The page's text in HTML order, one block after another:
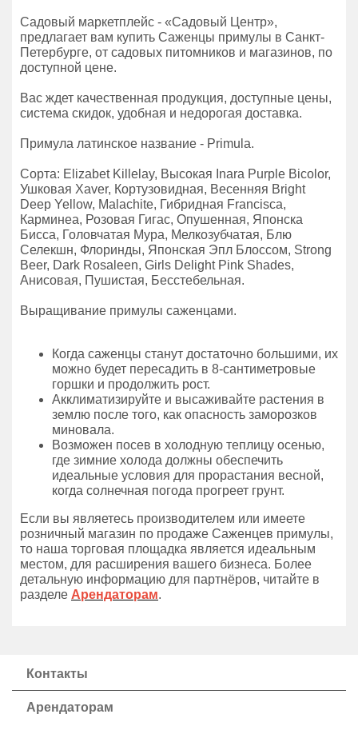
Садовый маркетплейс - «Садовый Центр»,
предлагает вам купить Саженцы примулы в Санкт-
Петербурге, от садовых питомников и магазинов, по
доступной цене.
Вас ждет качественная продукция, доступные цены,
система скидок, удобная и недорогая доставка.
Примула латинское название - Primula.
Сорта: Elizabet Killelay, Высокая Inara Purple Bicolor,
Ушковая Xaver, Кортузовидная, Весенняя Bright
Deep Yellow, Malachite, Гибридная Francisca,
Карминеа, Розовая Гигас, Опушенная, Японска
Бисса, Головчатая Мура, Мелкозубчатая, Блю
Селекшн, Флоринды, Японская Эпл Блоссом, Strong
Beer, Dark Rosaleen, Girls Delight Pink Shades,
Анисовая, Пушистая, Бесстебельная.
Выращивание примулы саженцами.
Когда саженцы станут достаточно большими, их
можно будет пересадить в 8-сантиметровые
горшки и продолжить рост.
Акклиматизируйте и высаживайте растения в
землю после того, как опасность заморозков
миновала.
Возможен посев в холодную теплицу осенью,
где зимние холода должны обеспечить
идеальные условия для прорастания весной,
когда солнечная погода прогреет грунт.
Если вы являетесь производителем или имеете
розничный магазин по продаже Саженцев примулы,
то наша торговая площадка является идеальным
местом, для расширения вашего бизнеса. Более
детальную информацию для партнёров, читайте в
разделе Арендаторам.
Контакты
Арендаторам